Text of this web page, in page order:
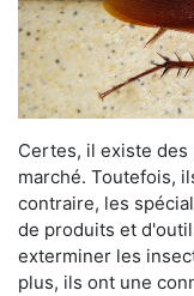
Certes, il existe
marché. Toutefois,
contraire, les
de produits et
exterminer les
plus, ils ont une